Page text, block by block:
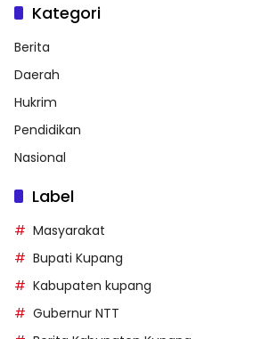
Kategori
Berita
Daerah
Hukrim
Pendidikan
Nasional
Label
Masyarakat
Bupati Kupang
Kabupaten kupang
Gubernur NTT